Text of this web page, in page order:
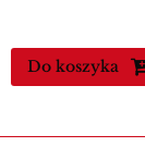
Do koszyka